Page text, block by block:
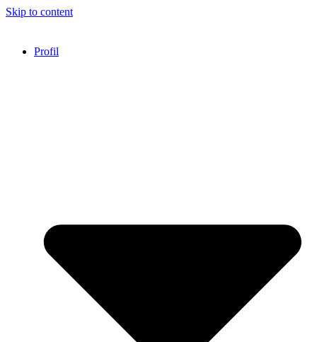
Skip to content
Profil